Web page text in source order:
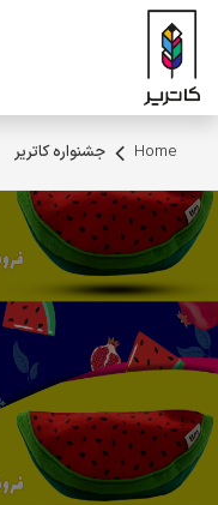
صرف نظر و مشاهده محتوا
Home جشنواره کاتریر